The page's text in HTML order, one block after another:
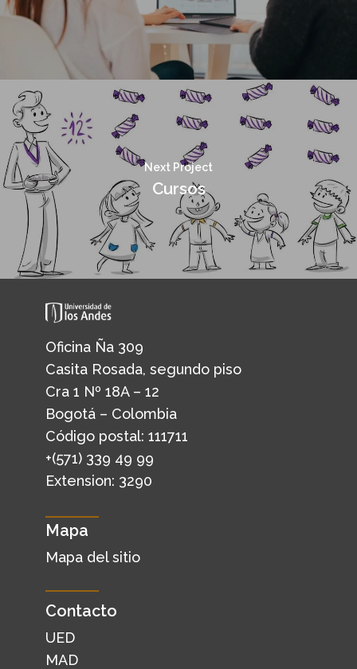
Next Project
Cursos
Oficina Ña 309
Casita Rosada, segundo piso
Cra 1 Nº 18A – 12
Bogotá – Colombia
Código postal: 111711
+(571) 339 49 99
Extension: 3290
Mapa
Mapa del sitio
Contacto
UED
MAD